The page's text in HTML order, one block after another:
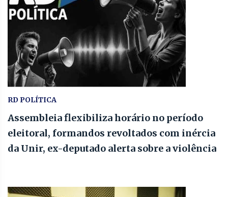
RD POLÍTICA
Assembleia flexibiliza horário no período
eleitoral, formandos revoltados com inércia
da Unir, ex-deputado alerta sobre a violência